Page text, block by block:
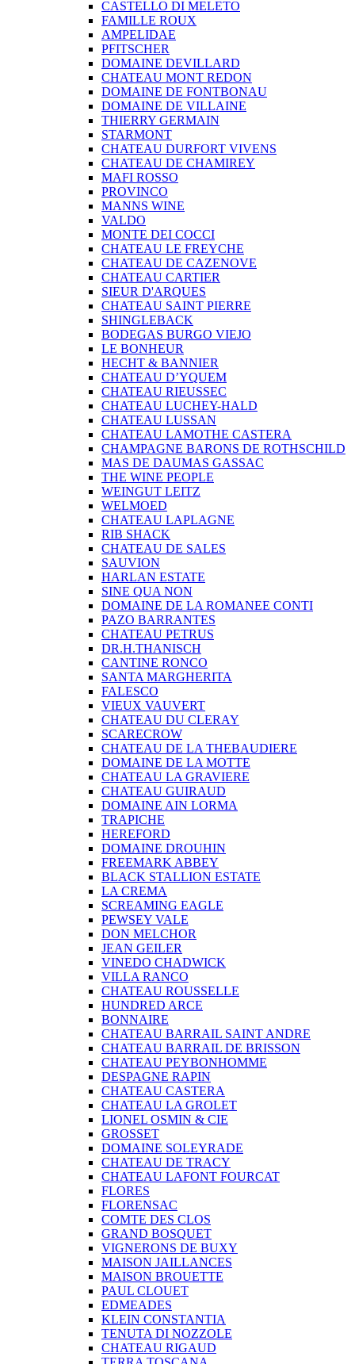
CASTELLO DI MELETO
FAMILLE ROUX
AMPELIDAE
PFITSCHER
DOMAINE DEVILLARD
CHATEAU MONT REDON
DOMAINE DE FONTBONAU
DOMAINE DE VILLAINE
THIERRY GERMAIN
STARMONT
CHATEAU DURFORT VIVENS
CHATEAU DE CHAMIREY
MAFI ROSSO
PROVINCO
MANNS WINE
VALDO
MONTE DEI COCCI
CHATEAU LE FREYCHE
CHATEAU DE CAZENOVE
CHATEAU CARTIER
SIEUR D'ARQUES
CHATEAU SAINT PIERRE
SHINGLEBACK
BODEGAS BURGO VIEJO
LE BONHEUR
HECHT & BANNIER
CHATEAU D’YQUEM
CHATEAU RIEUSSEC
CHATEAU LUCHEY-HALD
CHATEAU LUSSAN
CHATEAU LAMOTHE CASTERA
CHAMPAGNE BARONS DE ROTHSCHILD
MAS DE DAUMAS GASSAC
THE WINE PEOPLE
WEINGUT LEITZ
WELMOED
CHATEAU LAPLAGNE
RIB SHACK
CHATEAU DE SALES
SAUVION
HARLAN ESTATE
SINE QUA NON
DOMAINE DE LA ROMANEE CONTI
PAZO BARRANTES
CHATEAU PETRUS
DR.H.THANISCH
CANTINE RONCO
SANTA MARGHERITA
FALESCO
VIEUX VAUVERT
CHATEAU DU CLERAY
SCARECROW
CHATEAU DE LA THEBAUDIERE
DOMAINE DE LA MOTTE
CHATEAU LA GRAVIERE
CHATEAU GUIRAUD
DOMAINE AIN LORMA
TRAPICHE
HEREFORD
DOMAINE DROUHIN
FREEMARK ABBEY
BLACK STALLION ESTATE
LA CREMA
SCREAMING EAGLE
PEWSEY VALE
DON MELCHOR
JEAN GEILER
VINEDO CHADWICK
VILLA RANCO
CHATEAU ROUSSELLE
HUNDRED ARCE
BONNAIRE
CHATEAU BARRAIL SAINT ANDRE
CHATEAU BARRAIL DE BRISSON
CHATEAU PEYBONHOMME
DESPAGNE RAPIN
CHATEAU CASTERA
CHATEAU LA GROLET
LIONEL OSMIN & CIE
GROSSET
DOMAINE SOLEYRADE
CHATEAU DE TRACY
CHATEAU LAFONT FOURCAT
FLORES
FLORENSAC
COMTE DES CLOS
GRAND BOSQUET
VIGNERONS DE BUXY
MAISON JAILLANCES
MAISON BROUETTE
PAUL CLOUET
EDMEADES
KLEIN CONSTANTIA
TENUTA DI NOZZOLE
CHATEAU RIGAUD